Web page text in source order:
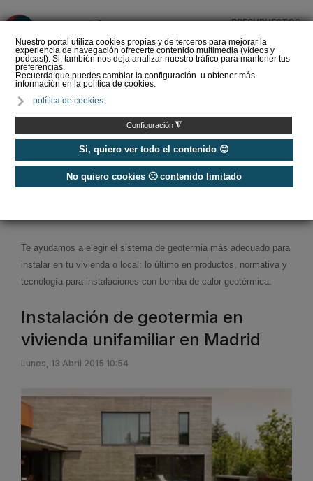
Nuestro portal utiliza cookies propias y de terceros para mejorar la
experiencia de navegación ofrecerte contenido multimedia (vídeos y
podcast). Si, también nos deja analizar nuestro tráfico para mantener tus
preferencias.
Recuerda que puedes cambiar la configuración u obtener más
información en la política de cookies.
política de cookies.
Configuración ◮
Si, quiero ver todo el contenido 😊
No quiero cookies 🙁 contenido limitado
PRESUPUESTOS
Electrificación constate el
pap…
Energías Renovables / Geotermia
Te ayudamos a elegir el sistema de geotermia más adecuado para
instalar en tu vivienda o local: lo último en productos, normativa y
tecnología para instalaciones con bomba de calor geotérmica.
Instalación de geotermia en
vivienda unifamiliar en Madrid
Lunes, 13 Abril 2015 10:54